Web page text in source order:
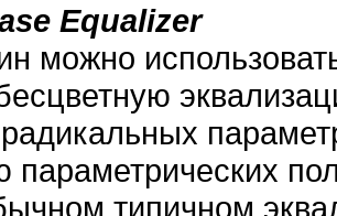
Equalizer
можно
параметрических
типичном